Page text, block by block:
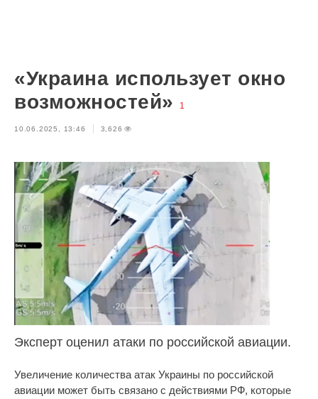
«Украина использует окно
возможностей»
1
10.06.2025, 13:46 3,626
Эксперт оценил атаки по российской авиации.
Увеличение количества атак Украины по российской
авиации может быть связано с действиями РФ, которые